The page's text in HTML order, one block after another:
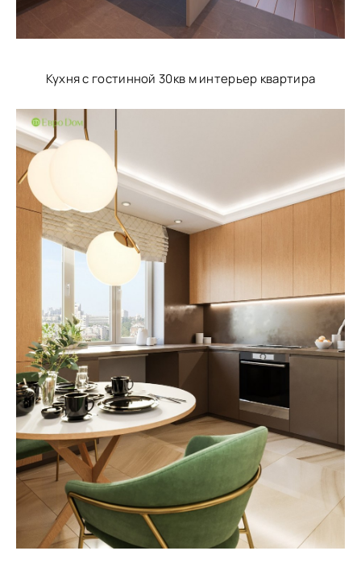
Кухня с гостинной 30кв м интерьер квартира